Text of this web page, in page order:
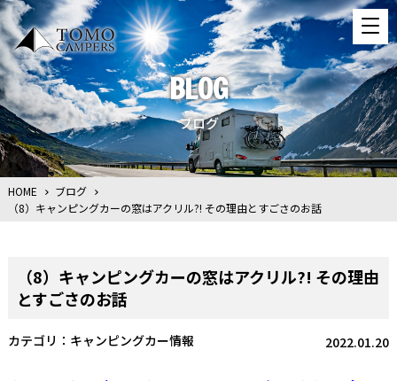
BLOG
ブログ
HOME
ブログ
（8）キャンピングカーの窓はアクリル?! その理由とすごさのお話
（8）キャンピングカーの窓はアクリル?! その理由
とすごさのお話
キャンピングカー情報 2022.01.20